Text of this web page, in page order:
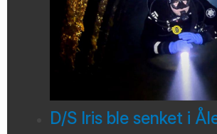
D/S Iris ble senket i